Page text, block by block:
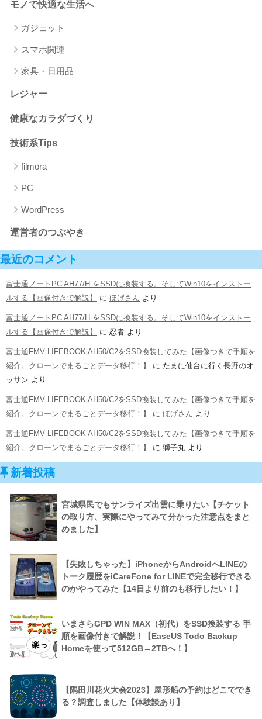
モノで快適な生活へ
ガジェット
スマホ関連
家具・日用品
レジャー
健康なカラダづくり
技術系Tips
filmora
PC
WordPress
運営者のつぶやき
最近のコメント
富士通ノートPC AH77/H をSSDに換装する。そしてWin10をインストー
ルする【画像付きで解説】
に ほげさん より
富士通ノートPC AH77/H をSSDに換装する。そしてWin10をインストー
ルする【画像付きで解説】
に 忍者 より
富士通FMV LIFEBOOK AH50/C2をSSD換装してみた【画像つきで手順を
紹介。クローンでまるごとデータ移行！】
に たまに仙台に行く長野のオ
ッサン より
富士通FMV LIFEBOOK AH50/C2をSSD換装してみた【画像つきで手順を
紹介。クローンでまるごとデータ移行！】
に ほげさん より
富士通FMV LIFEBOOK AH50/C2をSSD換装してみた【画像つきで手順を
紹介。クローンでまるごとデータ移行！】
に 獅子丸 より
新着投稿
宮城県民でもサンライズ出雲に乗りたい【チケット
の取り方、実際にやってみて分かった注意点をまと
めました】
【失敗しちゃった】iPhoneからAndroidへLINEの
トーク履歴をiCareFone for LINEで完全移行できる
のかやってみた【14日より前のも移行したい！】
いまさらGPD WIN MAX（初代）をSSD換装する 手
順を画像付きで解説！【EaseUS Todo Backup
Homeを使って512GB→2TBへ！】
【隅田川花火大会2023】屋形船の予約はどこででき
る？調査しました【体験談あり】